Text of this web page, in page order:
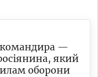
командира —
який
оборони